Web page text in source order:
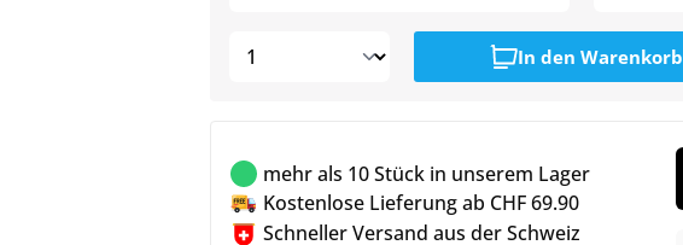
In den Warenkorb
mehr als 10 Stück in unserem Lager
Kostenlose Lieferung ab CHF 69.90
Schneller Versand aus der Schweiz